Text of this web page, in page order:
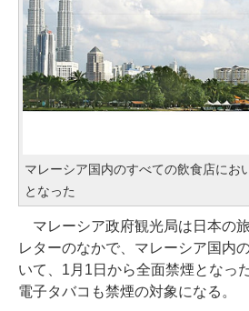
マレーシア国内のすべての飲食店にお
となった
マレーシア政府観光局は日本の
レターのなかで、マレーシア国内
いて、1月1日から全面禁煙となっ
電子タバコも禁煙の対象になる。